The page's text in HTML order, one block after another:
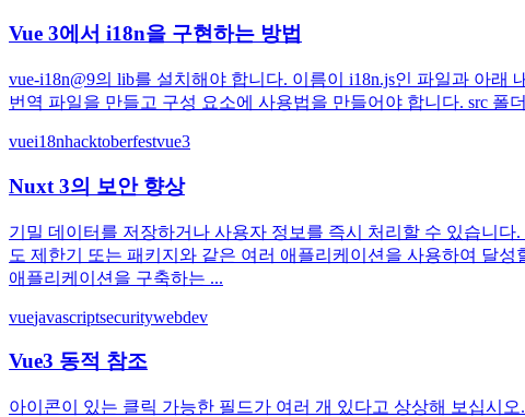
Vue 3에서 i18n을 구현하는 방법
vue-i18n@9의 lib를 설치해야 합니다. 이름이 i18n.js인 파일과 아래
번역 파일을 만들고 구성 요소에 사용법을 만들어야 합니다. src 폴
vuei18nhacktoberfestvue3
Nuxt 3의 보안 향상
기밀 데이터를 저장하거나 사용자 정보를 즉시 처리할 수 있습니
도 제한기 또는 패키지와 같은 여러 애플리케이션을 사용하여 달
애플리케이션을 구축하는 ...
vuejavascriptsecuritywebdev
Vue3 동적 참조
아이콘이 있는 클릭 가능한 필드가 여러 개 있다고 상상해 보십시